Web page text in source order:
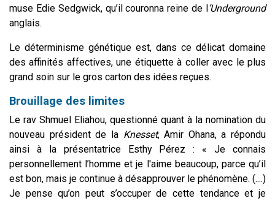
muse Edie Sedgwick, qu’il couronna reine de l’Underground
anglais.
Le déterminisme génétique est, dans ce délicat domaine
des affinités affectives, une étiquette à coller avec le plus
grand soin sur le gros carton des idées reçues.
Brouillage des limites
Le rav Shmuel Eliahou, questionné quant à la nomination du
nouveau président de la Knesset, Amir Ohana, a répondu
ainsi à la présentatrice Esthy Pérez : « Je connais
personnellement l’homme et je l'aime beaucoup, parce qu’il
est bon, mais je continue à désapprouver le phénomène. (....)
Je pense qu’on peut s’occuper de cette tendance et je